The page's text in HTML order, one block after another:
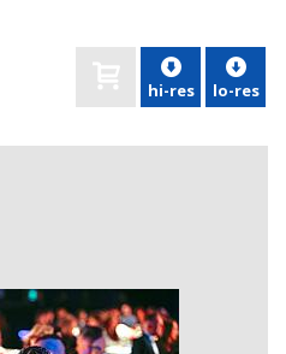
hi-res lo-res